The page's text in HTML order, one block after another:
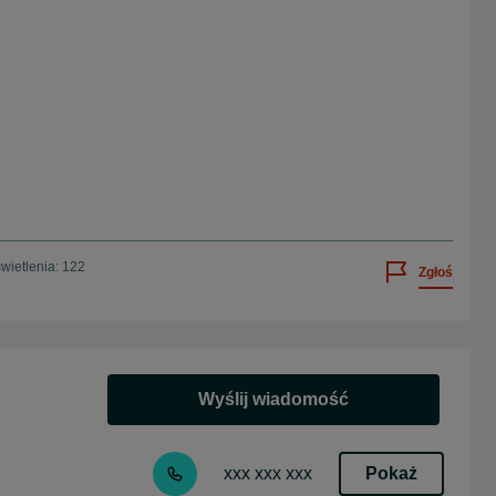
122 Zgłoś
Wyślij wiadomość
xxx xxx xxx Pokaż